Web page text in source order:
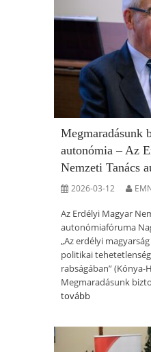
Megmaradásunk
autonómia – Az
Nemzeti Tanács
2026-03-12
Az Erdélyi Magyar
autonómiafóruma
„Az erdélyi
politikai
rabságában” (Kónya-
Megmaradásunk
tovább